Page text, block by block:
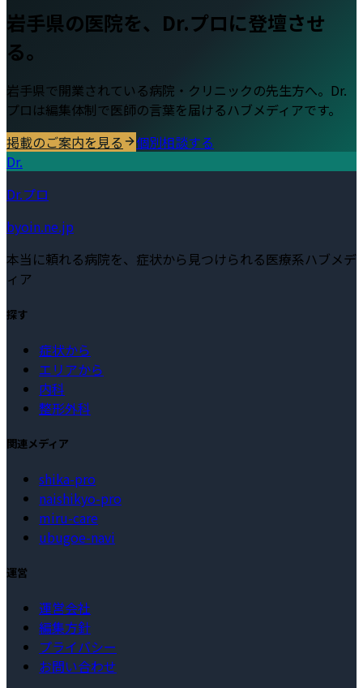
岩手県の医院を、Dr.プロに登壇させ
る。
岩手県で開業されている病院・クリニックの先生方へ。Dr.
プロは編集体制で医師の言葉を届けるハブメディアです。
掲載のご案内を見る
個別相談する
Dr.
Dr.プロ
byoin.ne.jp
本当に頼れる病院を、症状から見つけられる医療系ハブメデ
ィア
探す
症状から
エリアから
内科
整形外科
関連メディア
shika-pro
naishikyo-pro
miru-care
ubugoe-navi
運営
運営会社
編集方針
プライバシー
お問い合わせ